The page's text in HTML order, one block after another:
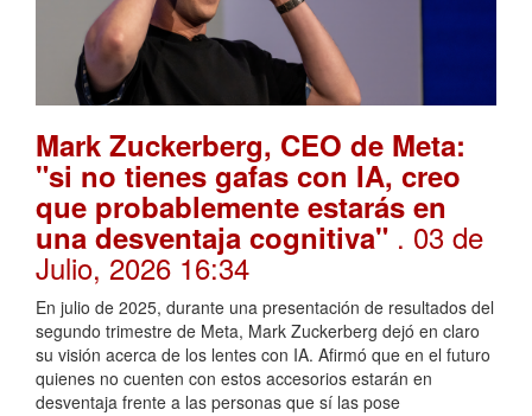
Mark Zuckerberg, CEO de Meta:
"si no tienes gafas con IA, creo
que probablemente estarás en
una desventaja cognitiva" . 03 de
Julio, 2026 16:34
En julio de 2025, durante una presentación de resultados del
segundo trimestre de Meta, Mark Zuckerberg dejó en claro
su visión acerca de los lentes con IA. Afirmó que en el futuro
quienes no cuenten con estos accesorios estarán en
desventaja frente a las personas que sí las pose